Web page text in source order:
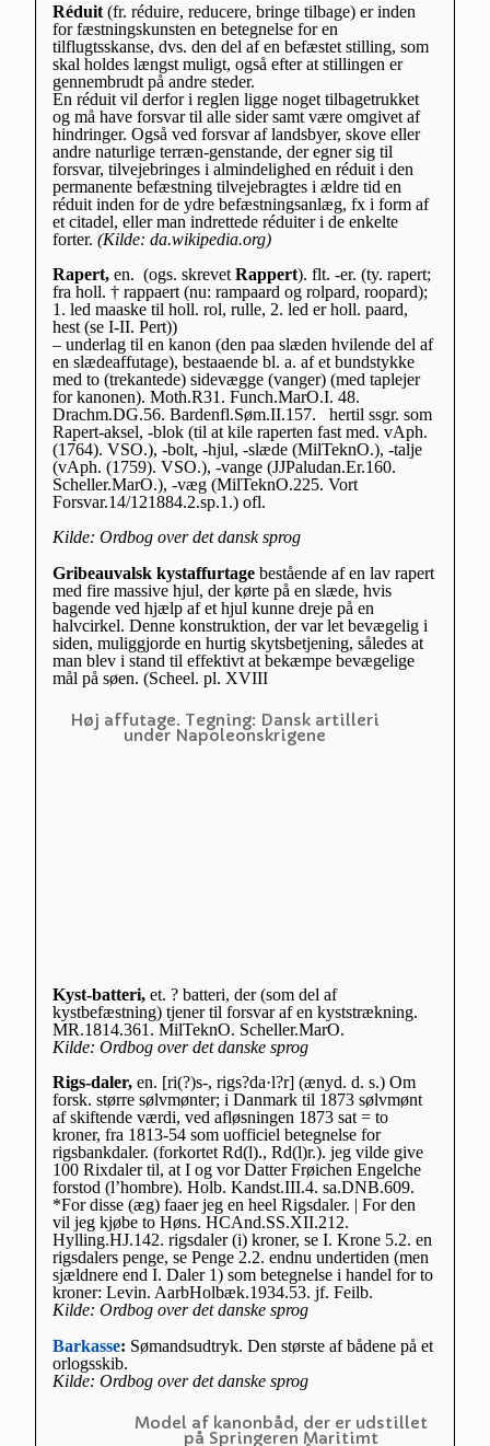
Réduit(fr. réduire, reducere, bringe tilbage) er inden
for fæstningskunsten en betegnelse for en
tilflugtsskanse, dvs. den del af en befæstet stilling, som
skal holdes længst muligt, også efter at stillingen er
gennembrudt på andre steder.
En réduit vil derfor i reglen ligge noget tilbagetrukket
og må have forsvar til alle sider samt være omgivet af
hindringer. Også ved forsvar af landsbyer, skove eller
andre naturlige terræn-genstande, der egner sig til
forsvar, tilvejebringes i almindelighed en réduit i den
permanente befæstning tilvejebragtes i ældre tid en
réduit inden for de ydre befæstningsanlæg, fx i form af
et citadel, eller man indrettede réduiter i de enkelte
forter.(Kilde: da.wikipedia.org)
Rapert, en. (ogs. skrevetRappert). flt. -er. (ty. rapert;
fra holl. † rappaert (nu: rampaard og rolpard, roopard);
1. led maaske til holl. rol, rulle, 2. led er holl. paard,
hest (se I-II. Pert))
– underlag til en kanon (den paa slæden hvilende del af
en slædeaffutage), bestaaende bl. a. af et bundstykke
med to (trekantede) sidevægge (vanger) (med taplejer
for kanonen). Moth.R31. Funch.MarO.I. 48.
Drachm.DG.56. Bardenfl.Søm.II.157. hertil ssgr. som
Rapert-aksel, -blok (til at kile raperten fast med. vAph.
(1764). VSO.), -bolt, -hjul, -slæde (MilTeknO.), -talje
(vAph. (1759). VSO.), -vange (JJPaludan.Er.160.
Scheller.MarO.), -væg (MilTeknO.225. Vort
Forsvar.14/121884.2.sp.1.) ofl.
Kilde: Ordbog over det dansk sprog
Gribeauvalsk kystaffurtage bestående af en lav rapert
med fire massive hjul, der kørte på en slæde, hvis
bagende ved hjælp af et hjul kunne dreje på en
halvcirkel. Denne konstruktion, der var let bevægelig i
siden, muliggjorde en hurtig skytsbetjening, således at
man blev i stand til effektivt at bekæmpe bevægelige
mål på søen. (Scheel. pl. XVIII
Høj affutage. Tegning: Dansk artilleri
under Napoleonskrigene
Kyst-batteri, et. ? batteri, der (som del af
kystbefæstning) tjener til forsvar af en kyststrækning.
MR.1814.361. MilTeknO. Scheller.MarO.
Kilde: Ordbog over det danske sprog
Rigs-daler, en. [ri(?)s-, rigs?da·l?r] (ænyd. d. s.) Om
forsk. større sølvmønter; i Danmark til 1873 sølvmønt
af skiftende værdi, ved afløsningen 1873 sat = to
kroner, fra 1813-54 som uofficiel betegnelse for
rigsbankdaler. (forkortet Rd(l)., Rd(l)r.). jeg vilde give
100 Rixdaler til, at I og vor Datter Frøichen Engelche
forstod (l’hombre). Holb. Kandst.III.4. sa.DNB.609.
*For disse (æg) faaer jeg en heel Rigsdaler. | For den
vil jeg kjøbe to Høns. HCAnd.SS.XII.212.
Hylling.HJ.142. rigsdaler (i) kroner, se I. Krone 5.2. en
rigsdalers penge, se Penge 2.2. endnu undertiden (men
sjældnere end I. Daler 1) som betegnelse i handel for to
kroner: Levin. AarbHolbæk.1934.53. jf. Feilb.
Kilde: Ordbog over det danske sprog
Barkasse: Sømandsudtryk. Den største af bådene på et
orlogsskib.
Kilde: Ordbog over det danske sprog
Model af kanonbåd, der er udstillet
på Springeren Maritimt